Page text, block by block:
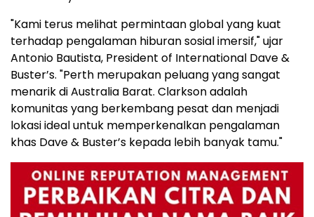
"Kami terus melihat permintaan global yang kuat
terhadap pengalaman hiburan sosial imersif," ujar
Antonio Bautista, President of International Dave &
Buster’s. "Perth merupakan peluang yang sangat
menarik di Australia Barat. Clarkson adalah
komunitas yang berkembang pesat dan menjadi
lokasi ideal untuk memperkenalkan pengalaman
khas Dave & Buster’s kepada lebih banyak tamu."